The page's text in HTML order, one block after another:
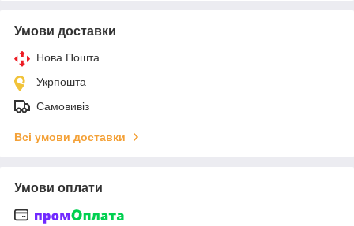
Умови доставки
Нова Пошта
Укрпошта
Самовивіз
Всі умови доставки
Умови оплати